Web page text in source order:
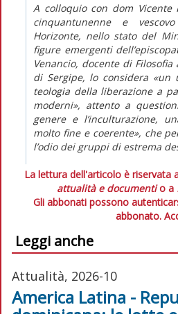
A colloquio con dom Vicente
cinquantunenne e
Horizonte, nello stato del
figure emergenti
Venancio, docente di Filosofia
di Sergipe, lo considera «un
teologia della liberazione a
moderni», attento a
genere e l’inculturazione,
molto fine e coerente», che
l’odio dei gruppi di estrema
La lettura dell'articolo è riservata
attualità e documentio a
Gli abbonati possono
abbonato.
Leggi anche
Attualità, 2026-10
America Latina -